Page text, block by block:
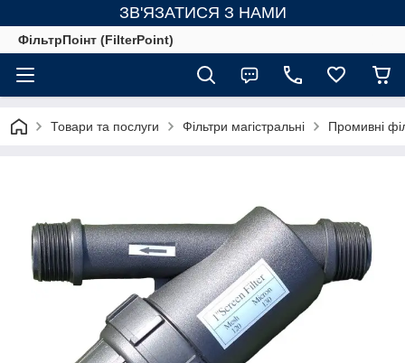
ЗВ'ЯЗАТИСЯ З НАМИ
ФільтрПоінт (FilterPoint)
Товари та послуги Фільтри магістральні Промивні